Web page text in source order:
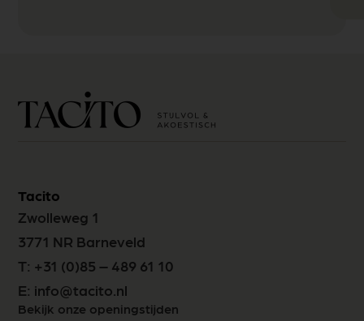
Tacito
Zwolleweg 1
3771 NR Barneveld
T: +31 (0)85 – 489 61 10
E: info@tacito.nl
Bekijk onze openingstijden